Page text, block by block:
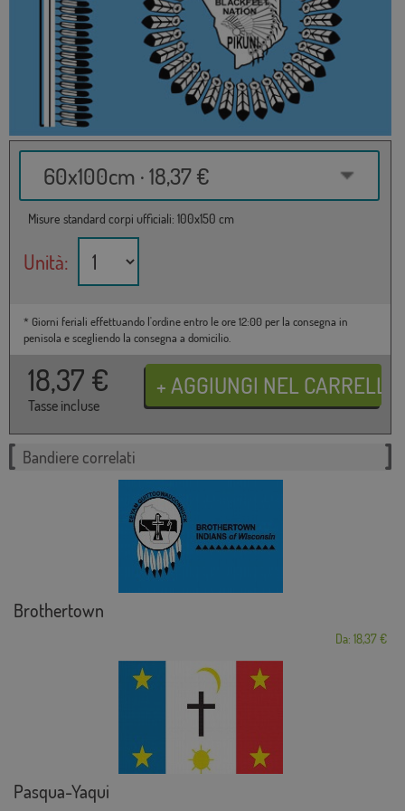
60x100cm · 18,37 €
Misure standard corpi ufficiali: 100x150 cm
Unità:
* Giorni feriali effettuando l'ordine entro le ore 12:00 per la consegna in
penisola e scegliendo la consegna a domicilio.
18,37 €
Tasse incluse
Bandiere correlati
Brothertown
Da: 18,37 €
Pasqua-Yaqui